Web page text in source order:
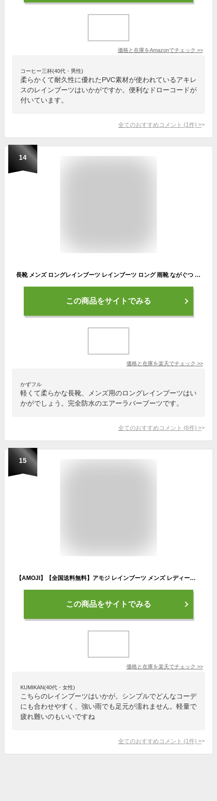
価格と在庫をAmazonでチェック >>
コーヒー三杯(40代・男性)
柔らかくて耐久性に優れたPVC素材が使われているアキレ
スのレインブーツはいかがですか。便利なドローコードが
付いています。
全てのおすすめコメント (1 件) >
14
長靴 メンズ ロングレインブーツ レインブーツ ロング 雨靴 ながぐつ 男性用 軽い 梅雨 雨の日 軽量 完全防水 柔らかい 疲れにくい 梅雨対策 農作業 アウトドア ガーデニング 靴 通勤 通学 雪道 除雪 プレゼント 送料無料 蛍光 ブラック 黒 6433 エアーラバーブーツ メンズ
この商品をサイトでみる
価格と在庫を楽天でチェック >>
かずフル
軽くて柔らかな長靴、メンズ用のロングレインブーツはい
かがでしょう。完全防水のエアーラバーブーツです。
全てのおすすめコメント (6件) >
15
【AMOJI】【全国送料無料】アモジ レインブーツ メンズ レディース レインシューズ チェルシーブーツ 雨靴 ショートブーツ サイドゴアブーツ ワークブーツ ビジネスブーツ
この商品をサイトでみる
価格と在庫を楽天でチェック >>
KUMIKAN(40代・女性)
こちらのレインブーツはいかが。シンプルでどんなコーデ
にも合わせやすく、強い雨でも足元が濡れません。軽量で
疲れ難いのもいいですね
全てのおすすめコメント (1 件) >